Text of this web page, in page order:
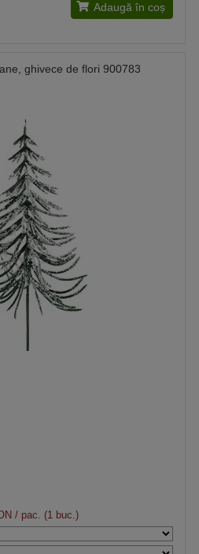
Adaugă în coș
ghivece de flori 900783
/ pac. (1 buc.)